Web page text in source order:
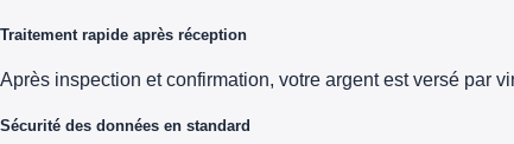
Traitement rapide après réception
Après inspection et confirmation, votre argent est versé par
Sécurité des données en standard